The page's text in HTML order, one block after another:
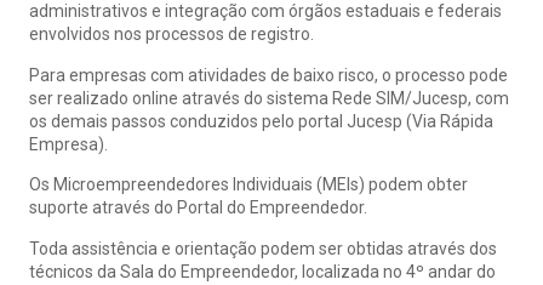
administrativos e integração com órgãos estaduais e federais
envolvidos nos processos de registro.
Para empresas com atividades de baixo risco, o processo pode
ser realizado online através do sistema Rede SIM/Jucesp, com
os demais passos conduzidos pelo portal Jucesp (Via Rápida
Empresa).
Os Microempreendedores Individuais (MEIs) podem obter
suporte através do Portal do Empreendedor.
Toda assistência e orientação podem ser obtidas através dos
técnicos da Sala do Empreendedor, localizada no 4º andar do